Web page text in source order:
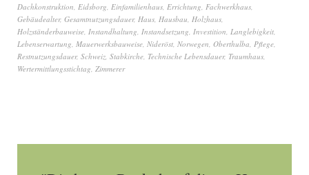
Dachkonstruktion, Eidsborg, Einfamilienhaus, Errichtung, Fachwerkhaus,
Gebäudealter, Gesamtnutzungsdauer, Haus, Hausbau, Holzhaus,
Holzständerbauweise, Instandhaltung, Instandsetzung, Investition, Langlebigkeit,
Lebenserwartung, Mauerwerksbauweise, Nideröst, Norwegen, Oberthulba, Pflege,
Restnutzungsdauer, Schweiz, Stabkirche, Technische Lebensdauer, Traumhaus,
Wertermittlungsstichtag, Zimmerer